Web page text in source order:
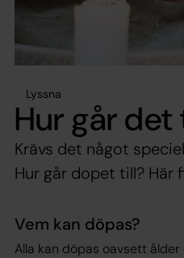
Lyssna
Hur går det
Krävs det något
Hur går dopet till? Här
Vem kan döpas?
Alla kan döpas oavsett